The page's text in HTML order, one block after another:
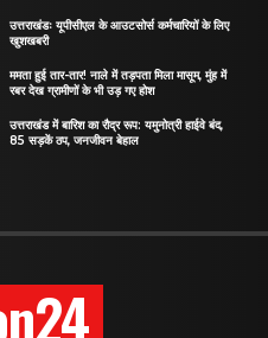
उत्तराखंडः यूपीसीएल के आउटसोर्स कर्मचारियों के लिए
खुशखबरी
ममता हुई तार-तार! नाले में तड़पता मिला मासूम, मुंह में
रबर देख ग्रामीणों के भी उड़ गए होश
उत्तराखंड में बारिश का रौद्र रूप: यमुनोत्री हाईवे बंद,
85 सड़कें ठप, जनजीवन बेहाल